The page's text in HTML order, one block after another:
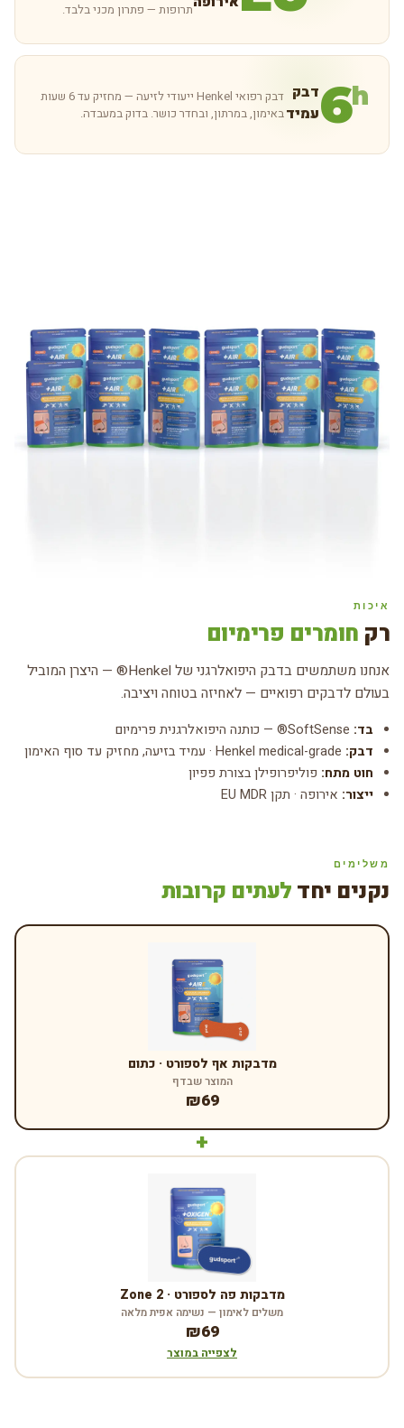
תרופות — פתרון מכני בלבד.
6h
דבק
עמיד
דבק רפואי Henkel ייעודי לזיעה — מחזיק עד 6 שעות
באימון, במרתון, ובחדר כושר. בדוק במעבדה.
איכות
רק חומרים פרימיום
אנחנו משתמשים בדבק היפואלרגני של Henkel® — היצרן המוביל
בעולם לדבקים רפואיים — לאחיזה בטוחה ויציבה.
בד:
דבק:
חוט מתח: פוליפרופילן בצורת פפיון
ייצור: אירופה · תקן EU MDR
משלימים
נקנים יחד לעתים קרובות
מדבקות אף לספורט · כתום
המוצר שבדף
₪69
+
מדבקות פה לספורט · Zone 2
משלים לאימון — נשימה אפית מלאה
₪69
לצפייה במוצר